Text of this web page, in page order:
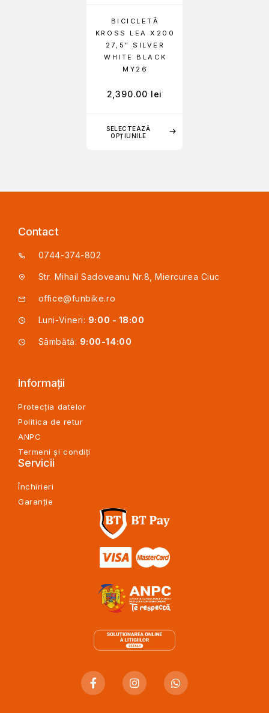
SELECTEAZĂ
OPȚIUNILE
BICICLETĂ
KROSS LEA X200
27,5″ SILVER
WHITE BLACK
MY26
2,390.00 lei
Contact
0744-374-802
Str. Mihail Sadoveanu Nr.8, Miercurea Ciuc
office@funbike.ro
Luni-Vineri: 9:00 - 18:00
Sâmbătă: 9:00-14:00
Informații
Protecția datelor
Politica de retur
ANPC
Termeni și condiți
Servicii
Închirieri
Garanție